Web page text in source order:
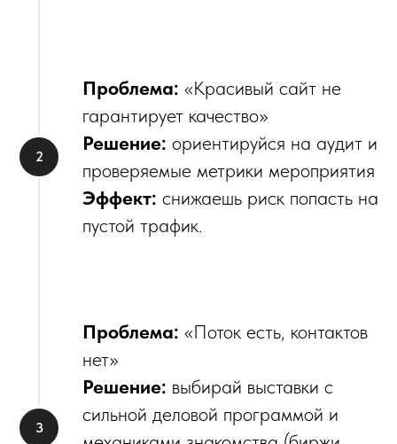
Проблема: «Красивый сайт не
гарантирует качество»
Решение: ориентируйся на аудит и
проверяемые метрики мероприятия
Эффект: снижаешь риск попасть на
пустой трафик.
Проблема: «Поток есть, контактов
нет»
Решение: выбирай выставки с
сильной деловой программой и